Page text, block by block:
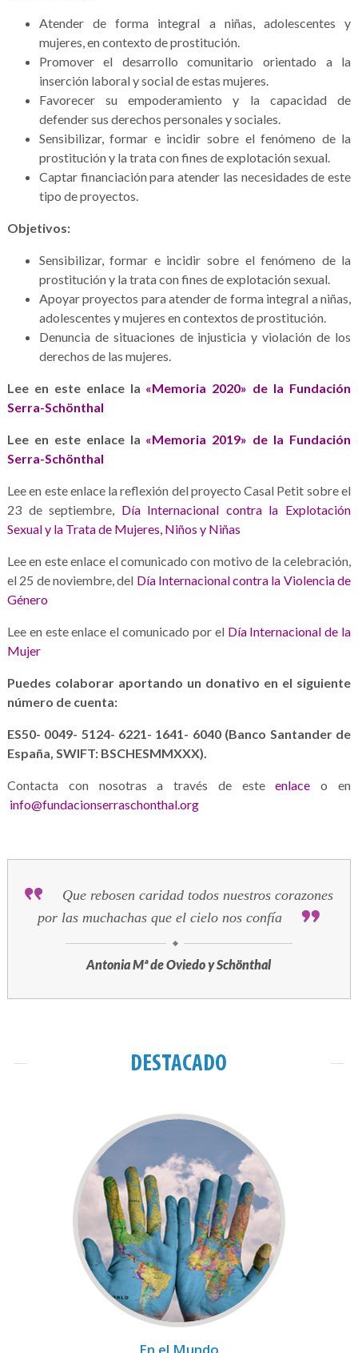
Atender de forma integral a niñas, adolescentes y
mujeres, en contexto de prostitución.
Promover el desarrollo comunitario orientado a la
inserción laboral y social de estas mujeres.
Favorecer su empoderamiento y la capacidad de
defender sus derechos personales y sociales.
Sensibilizar, formar e incidir sobre el fenómeno de la
prostitución y la trata con fines de explotación sexual.
Captar financiación para atender las necesidades de este
tipo de proyectos.
Objetivos:
Sensibilizar, formar e incidir sobre el fenómeno de la
prostitución y la trata con fines de explotación sexual.
Apoyar proyectos para atender de forma integral a niñas,
adolescentes y mujeres en contextos de prostitución.
Denuncia de situaciones de injusticia y violación de los
derechos de las mujeres.
Lee en este enlace la «Memoria 2020» de la Fundación
Serra-Schönthal
Lee en este enlace la «Memoria 2019» de la Fundación
Serra-Schönthal
Lee en este enlace la reflexión del proyecto Casal Petit sobre el
23 de septiembre, Día Internacional contra la Explotación
Sexual y la Trata de Mujeres, Niños y Niñas
Lee en este enlace el comunicado con motivo de la celebración,
el 25 de noviembre, del Día Internacional contra la Violencia de
Género
Lee en este enlace el comunicado por el Día Internacional de la
Mujer
Puedes colaborar aportando un donativo en el siguiente
número de cuenta:
ES50- 0049- 5124- 6221- 1641- 6040 (Banco Santander de
España, SWIFT: BSCHESMMXXX).
Contacta con nosotras a través de esteenlaceo en
info@fundacionserraschonthal.org
Que rebosen caridad todos nuestros corazones
por las muchachas que el cielo nos confía
Antonia Mª de Oviedo y Schönthal
DESTACADO